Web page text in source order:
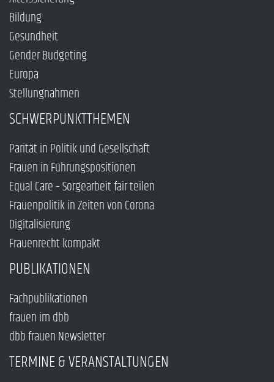
Bildung
Gesundheit
Gender Budgeting
Europa
Stellungnahmen
SCHWERPUNKTTHEMEN
Parität in Politik und Gesellschaft
Frauen in Führungspositionen
Equal Care – Sorgearbeit fair teilen
Frauenpolitik in Zeiten von Corona
Digitalisierung
Frauenrecht kompakt
PUBLIKATIONEN
Fachpublikationen
frauen im dbb
dbb frauen Newsletter
TERMINE & VERANSTALTUNGEN